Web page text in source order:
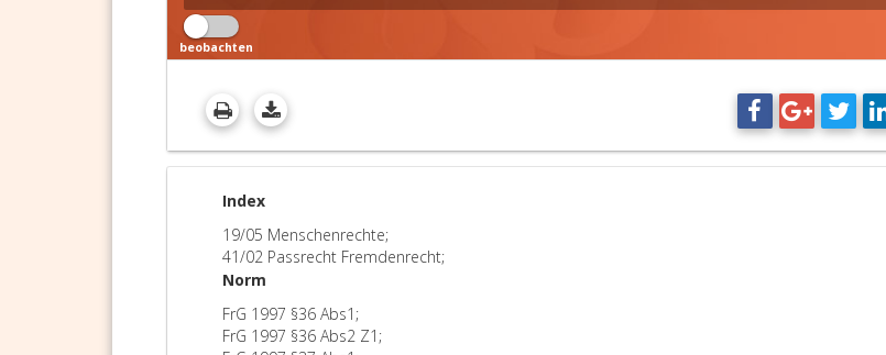
beobachten
Index
19/05 Menschenrechte;
41/02 Passrecht Fremdenrecht;
Norm
FrG 1997 §36 Abs1;
FrG 1997 §36 Abs2 Z1;